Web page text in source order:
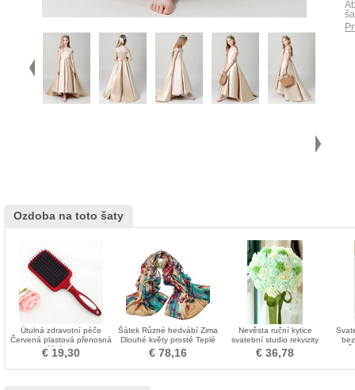
Ozdoba na toto šaty
Útulná zdravotní péče
Červená plastová přenosná
masážní ozdoba
€ 19,30
Šátek Různé hedvábí Zima
Dlouhé květy prosté Teplé
€ 78,16
Nevěsta ruční kytice
svatební studio rekvizity
kytice
€ 36,78